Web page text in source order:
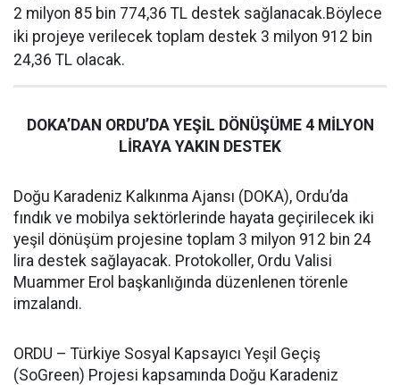
2 milyon 85 bin 774,36 TL destek sağlanacak.Böylece
iki projeye verilecek toplam destek 3 milyon 912 bin
24,36 TL olacak.
DOKA’DAN ORDU’DA YEŞİL DÖNÜŞÜME 4 MİLYON
LİRAYA YAKIN DESTEK
Doğu Karadeniz Kalkınma Ajansı (DOKA), Ordu’da
fındık ve mobilya sektörlerinde hayata geçirilecek iki
yeşil dönüşüm projesine toplam 3 milyon 912 bin 24
lira destek sağlayacak. Protokoller, Ordu Valisi
Muammer Erol başkanlığında düzenlenen törenle
imzalandı.
ORDU – Türkiye Sosyal Kapsayıcı Yeşil Geçiş
(SoGreen) Projesi kapsamında Doğu Karadeniz